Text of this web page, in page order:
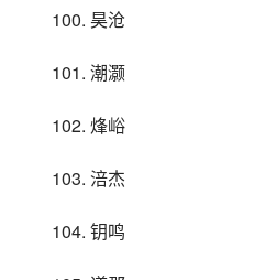
100. 昊沧
101. 潮灏
102. 烽峪
103. 涪杰
104. 钥鸣